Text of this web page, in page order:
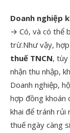
Doanh nghiệp
→ Có, và có thể
trừ.Như vậy,
thuế TNCN, tùy
nhận thu nhập,
Doanh nghiệp,
hợp đồng khoán
khai để tránh rủi
thuế ngày càng